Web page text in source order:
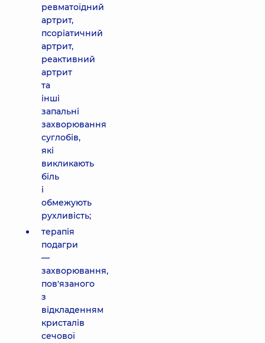
ревматоїдний
артрит,
псоріатичний
артрит,
реактивний
артрит
та
інші
запальні
захворювання
суглобів,
які
викликають
біль
і
обмежують
рухливість;
терапія
подагри
—
захворювання,
пов'язаного
з
відкладенням
кристалів
сечової